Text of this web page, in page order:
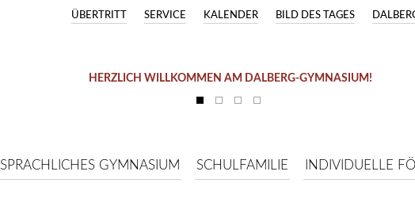
BILD DES TAGES
KALENDER
SERVICE
ÜBERTRITT
HERZLICH WILLKOMMEN AM DALBERG-GYMNASIUM!
SPRACHLICHES GYMNASIUM SCHULFAMILIE INDIVIDUELLE